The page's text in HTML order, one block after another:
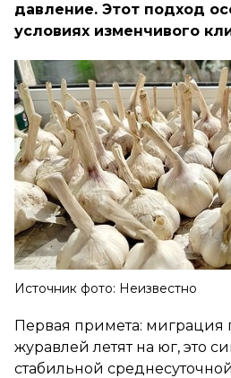
давление. Этот подход
условиях изменчивого
Источник фото: Неизвестно
Первая примета: миграция
журавлей летят на юг, это
стабильной